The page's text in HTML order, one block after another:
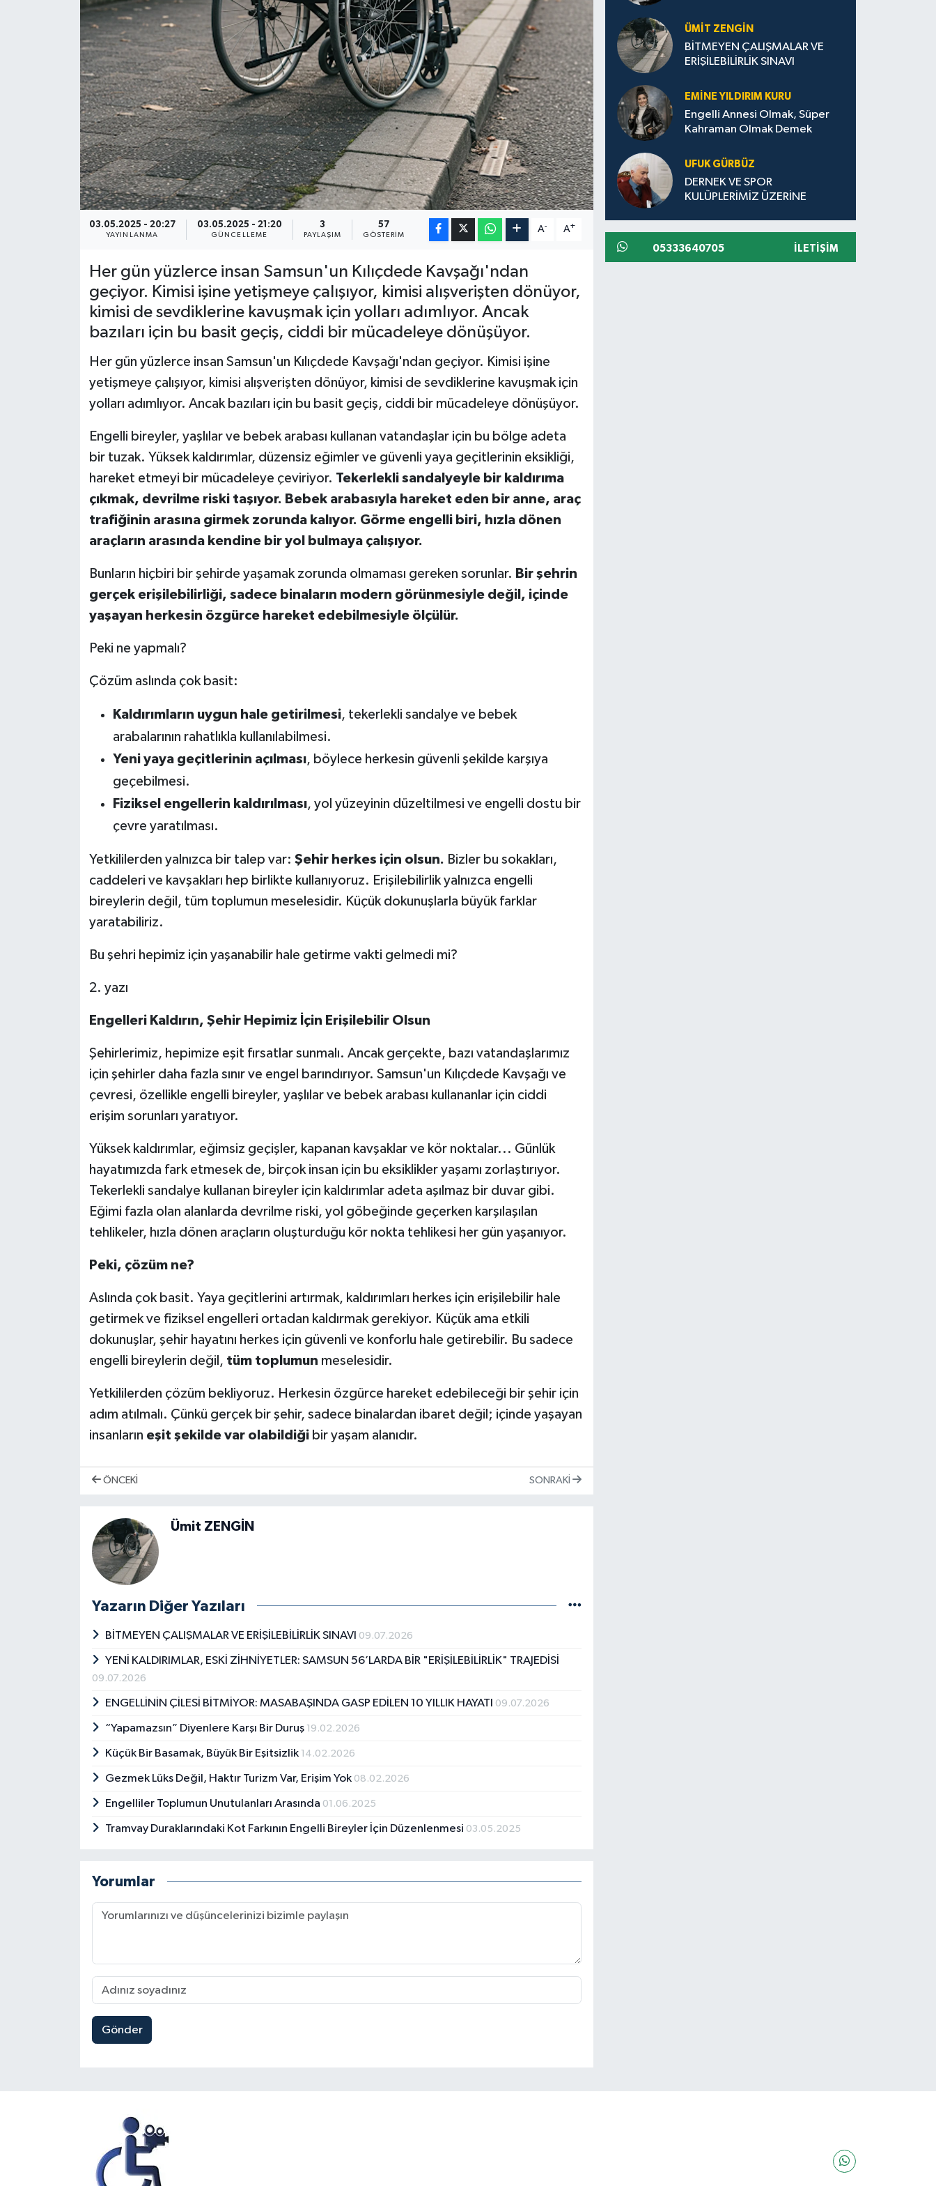
03.05.2025 - 20:27
YAYINLANMA
03.05.2025 - 21:20
GÜNCELLEME
3
PAYLAŞIM
57
GÖSTERIM
A- A+
Her gün yüzlerce insan Samsun'un Kılıçdede Kavşağı'ndan
geçiyor. Kimisi işine yetişmeye çalışıyor, kimisi alışverişten dönüyor,
kimisi de sevdiklerine kavuşmak için yolları adımlıyor. Ancak
bazıları için bu basit geçiş, ciddi bir mücadeleye dönüşüyor.
Her gün yüzlerce insan Samsun'un Kılıçdede Kavşağı'ndan geçiyor. Kimisi işine
yetişmeye çalışıyor, kimisi alışverişten dönüyor, kimisi de sevdiklerine kavuşmak için
yolları adımlıyor. Ancak bazıları için bu basit geçiş, ciddi bir mücadeleye dönüşüyor.
Engelli bireyler, yaşlılar ve bebek arabası kullanan vatandaşlar için bu bölge adeta
bir tuzak. Yüksek kaldırımlar, düzensiz eğimler ve güvenli yaya geçitlerinin eksikliği,
hareket etmeyi bir mücadeleye çeviriyor. Tekerlekli sandalyeyle bir kaldırıma
çıkmak, devrilme riski taşıyor. Bebek arabasıyla hareket eden bir anne, araç
trafiğinin arasına girmek zorunda kalıyor. Görme engelli biri, hızla dönen
araçların arasında kendine bir yol bulmaya çalışıyor.
Bunların hiçbiri bir şehirde yaşamak zorunda olmaması gereken sorunlar. Bir şehrin
gerçek erişilebilirliği, sadece binaların modern görünmesiyle değil, içinde
yaşayan herkesin özgürce hareket edebilmesiyle ölçülür.
Peki ne yapmalı?
Çözüm aslında çok basit:
Kaldırımların uygun hale getirilmesi, tekerlekli sandalye ve bebek
arabalarının rahatlıkla kullanılabilmesi.
Yeni yaya geçitlerinin açılması, böylece herkesin güvenli şekilde karşıya
geçebilmesi.
Fiziksel engellerin kaldırılması, yol yüzeyinin düzeltilmesi ve engelli dostu bir
çevre yaratılması.
Yetkililerden yalnızca bir talep var: Şehir herkes için olsun. Bizler bu sokakları,
caddeleri ve kavşakları hep birlikte kullanıyoruz. Erişilebilirlik yalnızca engelli
bireylerin değil, tüm toplumun meselesidir. Küçük dokunuşlarla büyük farklar
yaratabiliriz.
Bu şehri hepimiz için yaşanabilir hale getirme vakti gelmedi mi?
2. yazı
Engelleri Kaldırın, Şehir Hepimiz İçin Erişilebilir Olsun
Şehirlerimiz, hepimize eşit fırsatlar sunmalı. Ancak gerçekte, bazı vatandaşlarımız
için şehirler daha fazla sınır ve engel barındırıyor. Samsun'un Kılıçdede Kavşağı ve
çevresi, özellikle engelli bireyler, yaşlılar ve bebek arabası kullananlar için ciddi
erişim sorunları yaratıyor.
Yüksek kaldırımlar, eğimsiz geçişler, kapanan kavşaklar ve kör noktalar... Günlük
hayatımızda fark etmesek de, birçok insan için bu eksiklikler yaşamı zorlaştırıyor.
Tekerlekli sandalye kullanan bireyler için kaldırımlar adeta aşılmaz bir duvar gibi.
Eğimi fazla olan alanlarda devrilme riski, yol göbeğinde geçerken karşılaşılan
tehlikeler, hızla dönen araçların oluşturduğu kör nokta tehlikesi her gün yaşanıyor.
Peki, çözüm ne?
Aslında çok basit. Yaya geçitlerini artırmak, kaldırımları herkes için erişilebilir hale
getirmek ve fiziksel engelleri ortadan kaldırmak gerekiyor. Küçük ama etkili
dokunuşlar, şehir hayatını herkes için güvenli ve konforlu hale getirebilir. Bu sadece
engelli bireylerin değil, tüm toplumun meselesidir.
Yetkililerden çözüm bekliyoruz. Herkesin özgürce hareket edebileceği bir şehir için
adım atılmalı. Çünkü gerçek bir şehir, sadece binalardan ibaret değil; içinde yaşayan
insanların eşit şekilde var olabildiğibir yaşam alanıdır.
ÖNCEKI SONRAKI
Ümit ZENGİN
Yazarın Diğer Yazıları
BİTMEYEN ÇALIŞMALAR VE ERİŞİLEBİLİRLİK SINAVI 09.07.2026
YENİ KALDIRIMLAR, ESKİ ZİHNİYETLER: SAMSUN 56’LARDA BİR "ERİŞİLEBİLİRLİK" TRAJEDİSİ
09.07.2026
ENGELLİNİN ÇİLESİ BİTMİYOR: MASABAŞINDA GASP EDİLEN 10 YILLIK HAYATI 09.07.2026
“Yapamazsın” Diyenlere Karşı Bir Duruş 19.02.2026
Küçük Bir Basamak, Büyük Bir Eşitsizlik 14.02.2026
Gezmek Lüks Değil, Haktır Turizm Var, Erişim Yok 08.02.2026
Engelliler Toplumun Unutulanları Arasında 01.06.2025
Tramvay Duraklarındaki Kot Farkının Engelli Bireyler İçin Düzenlenmesi 03.05.2025
Yorumlar
Gönder
ÜMIT ZENGİN
BİTMEYEN ÇALIŞMALAR VE
ERİŞİLEBİLİRLİK SINAVI
EMINE YILDIRIM KURU
Engelli Annesi Olmak, Süper
Kahraman Olmak Demek
UFUK GÜRBÜZ
DERNEK VE SPOR
KULÜPLERİMİZ ÜZERİNE
05333640705 İLETIŞIM